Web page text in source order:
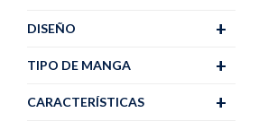
CARACTERÍSTICAS
DISEÑO
TIPO DE MANGA